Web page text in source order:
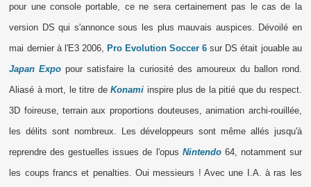
pour une console portable, ce ne sera certainement pas le cas de la
version DS qui s'annonce sous les plus mauvais auspices. Dévoilé en
mai dernier à l'E3 2006,
Pro Evolution Soccer 6 sur DS était jouable au
Japan Expo pour satisfaire la curiosité des amoureux du ballon rond.
Aliasé à mort, le titre deKonami inspire plus de la pitié que du respect.
3D foireuse, terrain aux proportions douteuses, animation archi-rouillée,
les délits sont nombreux. Les développeurs sont même allés jusqu'à
reprendre des gestuelles issues de l'opus Nintendo64, notamment sur
les coups francs et penalties. Oui messieurs ! Avec une I.A. à ras les